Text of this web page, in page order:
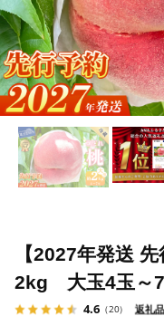
【2027年発送
2kg 大玉4玉～
4.6 （20） 返礼